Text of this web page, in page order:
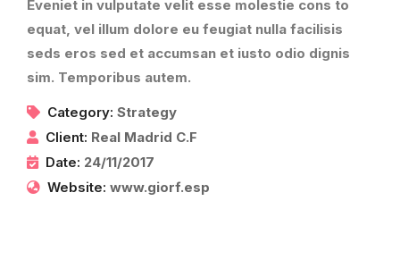
Eveniet in vulputate velit esse molestie cons to
equat, vel illum dolore eu feugiat nulla facilisis
seds eros sed et accumsan et iusto odio dignis
sim. Temporibus autem.
Category: Strategy
Client: Real Madrid C.F
Date: 24/11/2017
Website: www.giorf.esp
Informe de gestión gremial